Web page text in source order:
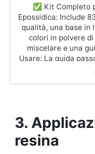
✅ Kit Completo
Epossidica: Include
qualità, una base in
colori in polvere
miscelare e una
Usare: La guida
creazione di opere
della resina alla
saranno ideali per
regalo speciale per
Professionali: Grazie
3.
resina